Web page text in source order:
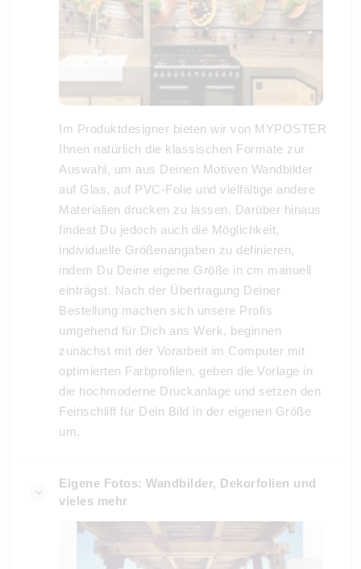
Im Produktdesigner bieten wir von MYPOSTER
Ihnen natürlich die klassischen Formate zur
Auswahl, um aus Deinen Motiven Wandbilder
auf Glas, auf PVC-Folie und vielfältige andere
Materialien drucken zu lassen. Darüber hinaus
findest Du jedoch auch die Möglichkeit,
individuelle Größenangaben zu definieren,
indem Du Deine eigene Größe in cm manuell
einträgst. Nach der Übertragung Deiner
Bestellung machen sich unsere Profis
umgehend für Dich ans Werk, beginnen
zunächst mit der Vorarbeit im Computer mit
optimierten Farbprofilen, geben die Vorlage in
die hochmoderne Druckanlage und setzen den
Feinschliff für Dein Bild in der eigenen Größe
um.
Eigene Fotos: Wandbilder, Dekorfolien und
vieles mehr